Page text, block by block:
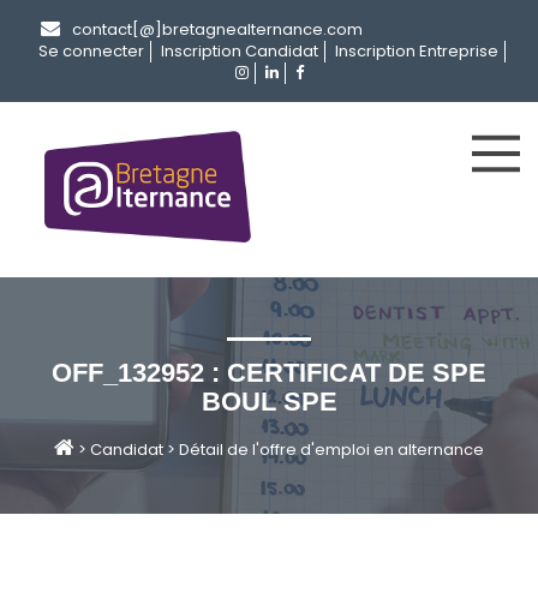
contact[@]bretagnealternance.com
Se connecter
Inscription Candidat Inscription Entreprise
OFF_132952 : CERTIFICAT DE SPE
BOUL SPE
> Candidat > Détail de l'offre d'emploi en alternance